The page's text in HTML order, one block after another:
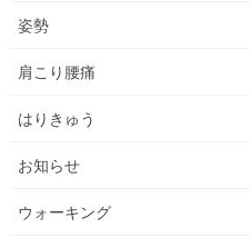
姿勢
肩こり腰痛
はりきゅう
お知らせ
ウォーキング